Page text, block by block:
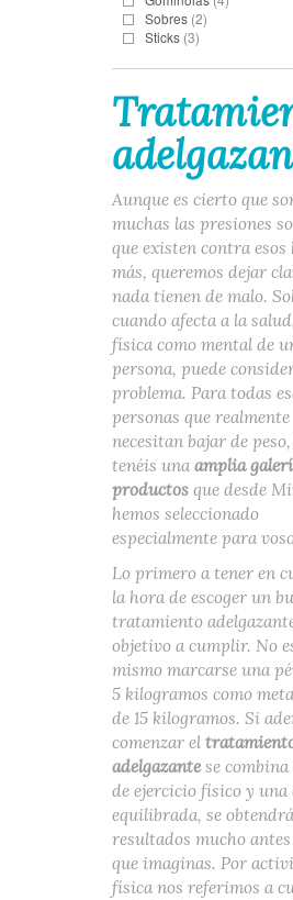
Sobres (2)
Sticks (3)
Aunque es cierto que
muchas las presiones
que existen contra esos
más, queremos dejar
nada tienen de malo.
cuando afecta a la
física como mental de
persona, puede
problema. Para todas
personas que realmente
necesitan bajar de
tenéis una amplia
productos que desde
hemos seleccionado
especialmente para
Lo primero a tener en
la hora de escoger un
tratamiento
objetivo a cumplir. No
mismo marcarse una
5 kilogramos como
de 15 kilogramos. Si
comenzar el
adelgazantese
de ejercicio físico y una
equilibrada, se
resultados mucho
que imaginas. Por
física nos referimos a